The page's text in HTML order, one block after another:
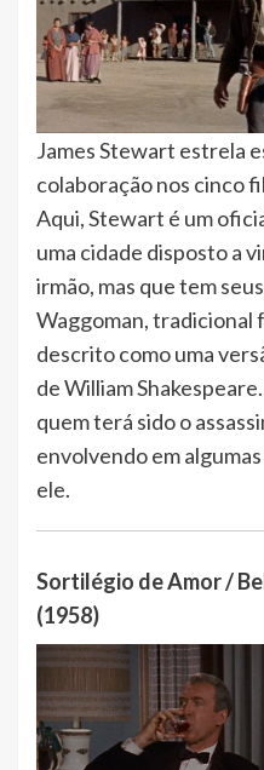
James Stewart estrela
colaboração nos cinco
Aqui, Stewart é um
uma cidade disposto a
irmão, mas que tem
Waggoman, tradicional
descrito como uma
de William
quem terá sido o
envolvendo em
ele.
Sortilégio de Amor /
(1958)